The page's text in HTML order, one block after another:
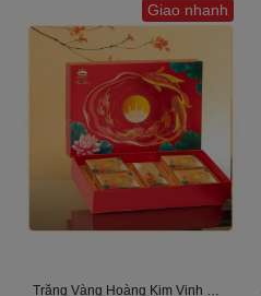
Giao nhanh
Trăng Vàng Hoàng Kim Vinh Hiển